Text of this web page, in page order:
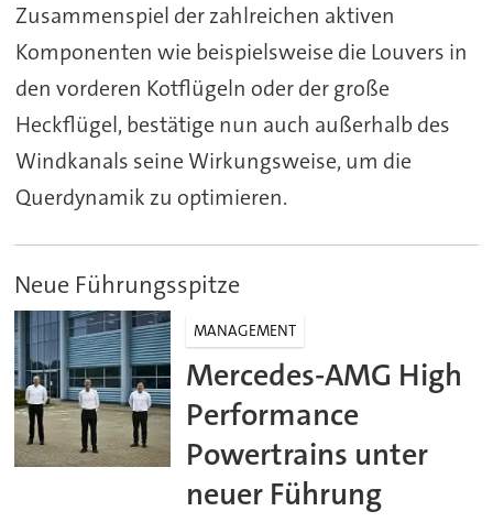
Zusammenspiel der zahlreichen aktiven
Komponenten wie beispielsweise die Louvers in
den vorderen Kotflügeln oder der große
Heckflügel, bestätige nun auch außerhalb des
Windkanals seine Wirkungsweise, um die
Querdynamik zu optimieren.
Neue Führungsspitze
MANAGEMENT
Mercedes-AMG High
Performance
Powertrains unter
neuer Führung